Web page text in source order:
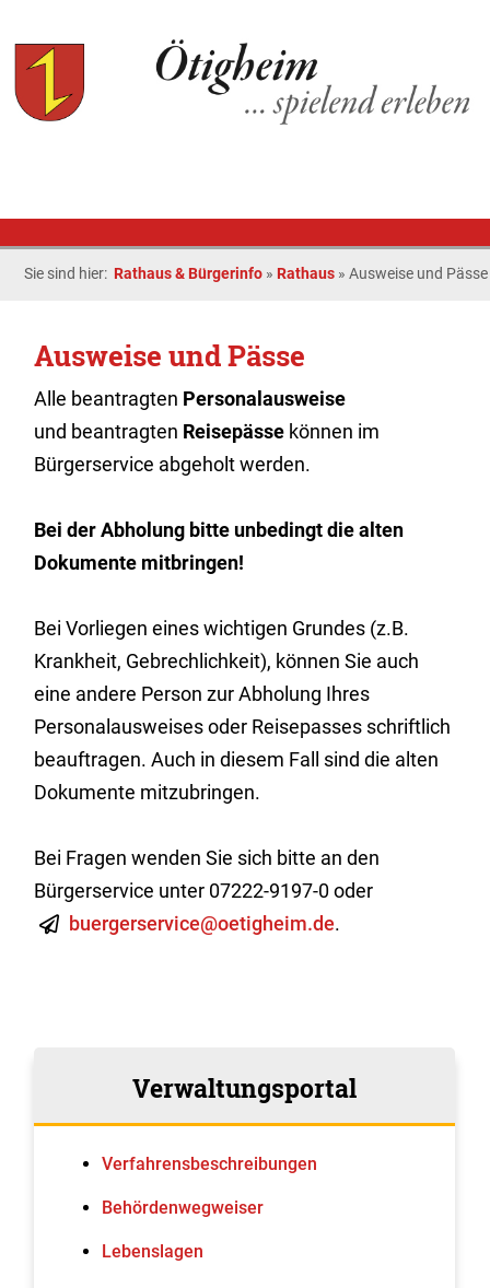
Sie sind hier: Rathaus & Bürgerinfo » Rathaus »Ausweise und Pässe
Ausweise und Pässe
Alle beantragten Personalausweise
und beantragten Reisepässe können im
Bürgerservice abgeholt werden.
Bei der Abholung bitte unbedingt die alten
Dokumente mitbringen!
Bei Vorliegen eines wichtigen Grundes (z.B.
Krankheit, Gebrechlichkeit), können Sie auch
eine andere Person zur Abholung Ihres
Personalausweises oder Reisepasses schriftlich
beauftragen. Auch in diesem Fall sind die alten
Dokumente mitzubringen.
Bei Fragen wenden Sie sich bitte an den
Bürgerservice unter 07222-9197-0 oder
buergerservice@oetigheim.de.
Verwaltungsportal
Verfahrens­beschreibungen
Behördenwegweiser
Lebenslagen